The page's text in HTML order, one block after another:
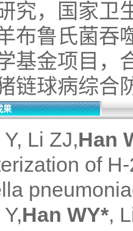
究，国家卫
布鲁氏菌吞
基金项目，
链球病综合
果
Y, Li ZJ,Han
of
Han WY*,